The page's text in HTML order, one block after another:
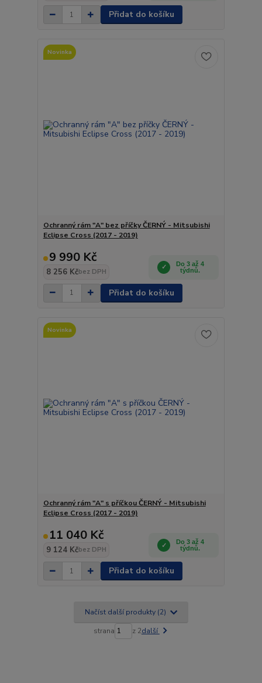
Přidat do košíku
Novinka
Ochranný rám "A" bez příčky ČERNÝ - Mitsubishi
Eclipse Cross (2017 - 2019)
9 990 Kč
8 256 Kčbez DPH
Do 3 až 4
týdnů.
Přidat do košíku
Novinka
Ochranný rám "A" s příčkou ČERNÝ - Mitsubishi
Eclipse Cross (2017 - 2019)
11 040 Kč
9 124 Kčbez DPH
Do 3 až 4
týdnů.
Přidat do košíku
Načíst další produkty (2)
strana z 2další